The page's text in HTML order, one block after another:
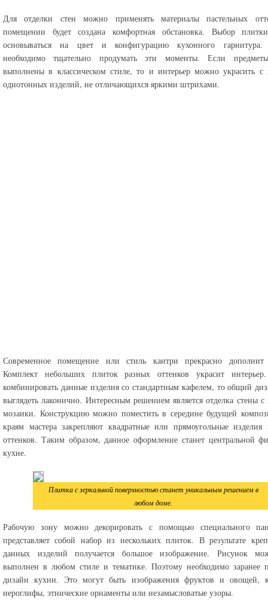
Для отделки стен можно применять материалы пастельных
помещении будет создана комфортная обстановка. Выбор
основываться на цвет и конфигурацию кухонного гарнитура.
необходимо тщательно продумать эти моменты. Если
выполнены в классическом стиле, то и интерьер можно украсить
однотонных изделий, не отличающихся яркими штрихами.
Современное помещение или стиль кантри прекрасно дополнит
Комплект небольших плиток разных оттенков украсит
комбинировать данные изделия со стандартным кафелем, то общий
выглядеть лаконично. Интересным решением является отделка стены
мозаики. Конструкцию можно поместить в середине будущей
краям мастера закрепляют квадратные или прямоугольные изделия
оттенков. Таким образом, данное оформление станет центральной
кухне.
Плитка с зеркальной поверхностью станет уникальным решением в
любом доме.
Рабочую зону можно декорировать с помощью специального
представляет собой набор из нескольких плиток. В результате
данных изделий получается большое изображение. Рисунок
выполнен в любом стиле и тематике. Поэтому необходимо заранее
дизайн кухни. Это могут быть изображения фруктов и овощей,
иероглифы, этнические орнаменты или незамысловатые узоры.